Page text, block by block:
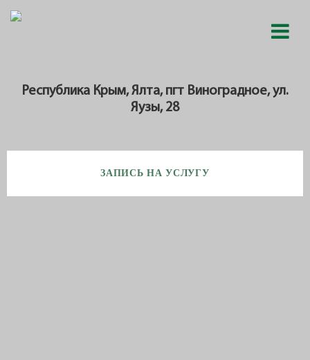
Республика Крым, Ялта, пгт Виноградное, ул.
Яузы, 28
ЗАПИСЬ НА УСЛУГУ